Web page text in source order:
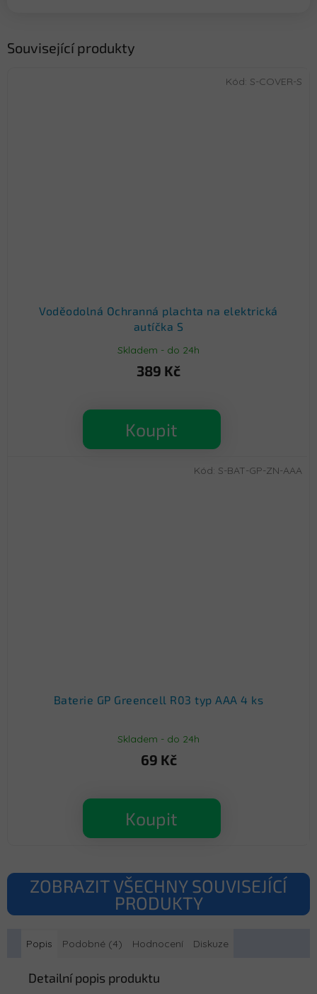
Související produkty
Voděodolná Ochranná plachta na elektrická
autíčka S
Skladem - do 24h
389 Kč
Koupit
Kód: S-COVER-S
Baterie GP Greencell R03 typ AAA 4 ks
Skladem - do 24h
69 Kč
Koupit
Kód: S-BAT-GP-ZN-AAA
ZOBRAZIT VŠECHNY SOUVISEJÍCÍ
PRODUKTY
Popis Podobné (4) Hodnocení Diskuze
Detailní popis produktu